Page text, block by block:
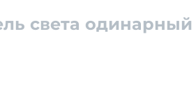
света одинарный